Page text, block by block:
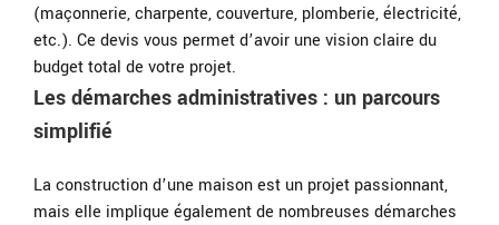
(maçonnerie, charpente, couverture, plomberie, électricité,
etc.). Ce devis vous permet d’avoir une vision claire du
budget total de votre projet.
Les démarches administratives : un parcours
simplifié
La construction d’une maison est un projet passionnant,
mais elle implique également de nombreuses démarches